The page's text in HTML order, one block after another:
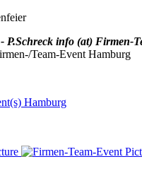
P.Schreck info (at) Firmen-
Hamburg